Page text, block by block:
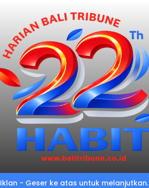
Iklan - Geser ke atas untuk melanjutkan.